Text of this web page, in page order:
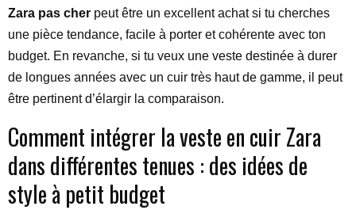
Zara pas cher peut être un excellent achat si tu cherches
une pièce tendance, facile à porter et cohérente avec ton
budget. En revanche, si tu veux une veste destinée à durer
de longues années avec un cuir très haut de gamme, il peut
être pertinent d’élargir la comparaison.
Comment intégrer la veste en cuir Zara
dans différentes tenues : des idées de
style à petit budget